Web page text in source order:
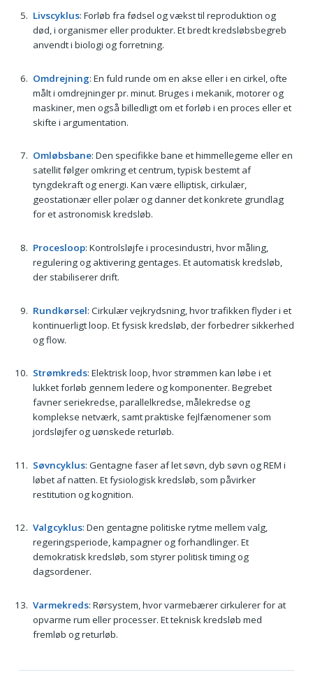
Livscyklus: Forløb fra fødsel og vækst til reproduktion og
død, i organismer eller produkter. Et bredt kredsløbsbegreb
anvendt i biologi og forretning.
Omdrejning: En fuld runde om en akse eller i en cirkel, ofte
målt i omdrejninger pr. minut. Bruges i mekanik, motorer og
maskiner, men også billedligt om et forløb i en proces eller et
skifte i argumentation.
Omløbsbane: Den specifikke bane et himmellegeme eller en
satellit følger omkring et centrum, typisk bestemt af
tyngdekraft og energi. Kan være elliptisk, cirkulær,
geostationær eller polær og danner det konkrete grundlag
for et astronomisk kredsløb.
Procesloop: Kontrolsløjfe i procesindustri, hvor måling,
regulering og aktivering gentages. Et automatisk kredsløb,
der stabiliserer drift.
Rundkørsel: Cirkulær vejkrydsning, hvor trafikken flyder i et
kontinuerligt loop. Et fysisk kredsløb, der forbedrer sikkerhed
og flow.
Strømkreds: Elektrisk loop, hvor strømmen kan løbe i et
lukket forløb gennem ledere og komponenter. Begrebet
favner seriekredse, parallelkredse, målekredse og
komplekse netværk, samt praktiske fejlfænomener som
jordsløjfer og uønskede returløb.
Søvncyklus: Gentagne faser af let søvn, dyb søvn og REM i
løbet af natten. Et fysiologisk kredsløb, som påvirker
restitution og kognition.
Valgcyklus: Den gentagne politiske rytme mellem valg,
regeringsperiode, kampagner og forhandlinger. Et
demokratisk kredsløb, som styrer politisk timing og
dagsordener.
Varmekreds: Rørsystem, hvor varmebærer cirkulerer for at
opvarme rum eller processer. Et teknisk kredsløb med
fremløb og returløb.